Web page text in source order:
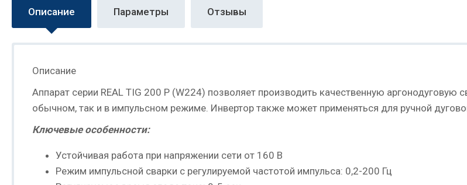
Описание Параметры Отзывы
Описание
Аппарат серии REAL TIG 200 P (W224) позволяет производить качественную
обычном, так и в импульсном режиме. Инвертор также может применяться для ручной
Ключевые особенности:
Устойчивая работа при напряжении сети от 160 В
Режим импульсной сварки с регулируемой частотой импульса: 0,2-200 Гц